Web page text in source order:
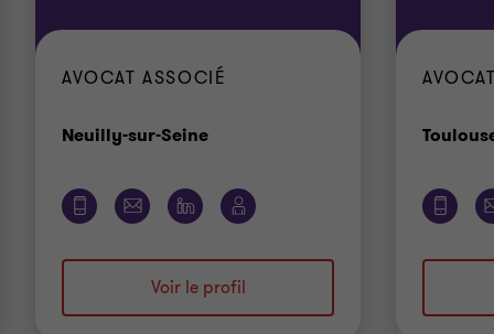
AVOCAT ASSOCIÉ
Neuilly-sur-SeineBureau
Voir le profil